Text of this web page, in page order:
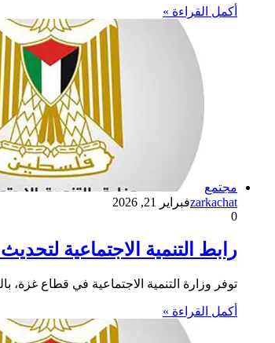
أكمل القراءة »
مجتمع
zarkachatفبراير 21, 2026
0
رابط التنمية الاجتماعية
توفر وزارة التنمية الاجتماعية في قطاع غزة،
أكمل القراءة »